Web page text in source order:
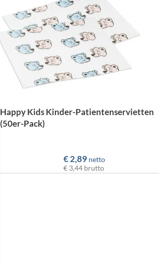
Happy Kids Kinder-Patientenservietten
(50er-Pack)
€2,89 netto
€ 3,44 brutto